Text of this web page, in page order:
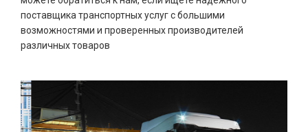
поставщика транспортных услуг с большими
возможностями и проверенных производителей
различных товаров